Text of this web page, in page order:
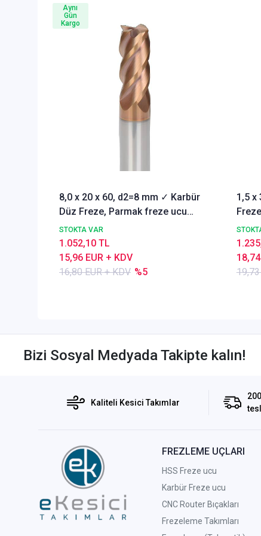
8,0 x 20 x 60, d2=8 mm ✓ Karbür
Düz Freze, Parmak freze ucu
Z=4,TiSiN Kaplamalı
STOKTA VAR
16,80 EUR + KDV %5
15,96 EUR + KDV
1.052,10 TL
Aynı
Gün
Kargo
1,5 x
19,73
Bizi Sosyal Medyada Takipte kalın!
Kaliteli Kesici Takımlar
FREZLEME UÇLARI
HSS Freze ucu
Karbür Freze ucu
CNC Router Bıçakları
Frezeleme Takımları